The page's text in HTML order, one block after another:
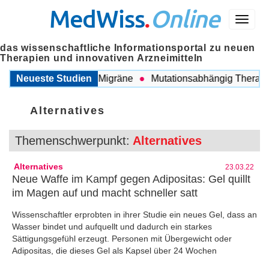
Menü
MedWiss.Online
das wissenschaftliche Informationsportal zu neuen
Therapien und innovativen Arzneimitteln
Neueste Studien
COPD und Migräne Mutationsabhängig
Alternatives
Themenschwerpunkt: Alternatives
Alternatives 23.03.22
Neue Waffe im Kampf gegen Adipositas: Gel quillt
im Magen auf und macht schneller satt
Wissenschaftler erprobten in ihrer Studie ein neues Gel, dass an
Wasser bindet und aufquellt und dadurch ein starkes
Sättigungsgefühl erzeugt. Personen mit Übergewicht oder
Adipositas, die dieses Gel als Kapsel über 24 Wochen